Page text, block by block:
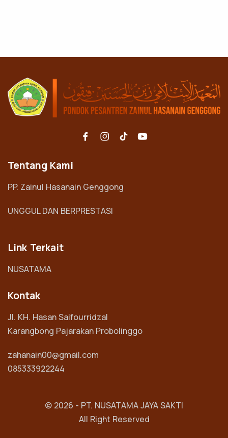
Tentang Kami
PP. Zainul Hasanain Genggong
UNGGUL DAN BERPRESTASI
Link Terkait
NUSATAMA
Kontak
Jl. KH. Hasan Saifourridzal
Karangbong Pajarakan Probolinggo
zahanain00@gmail.com
085333922244
© 2026 - PT. NUSATAMA JAYA SAKTI
All Right Reserved